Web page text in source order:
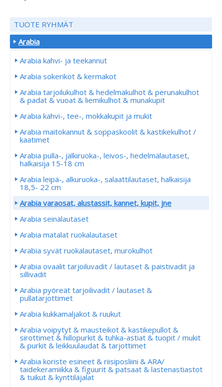
TUOTE RYHMÄT
Arabia
Arabia kahvi- ja teekannut
Arabia sokerikot & kermakot
Arabia tarjoilukulhot & hedelmäkulhot & perunakulhot
& padat & vuoat & liemikulhot & munakupit
Arabia kahvi-, tee-, mokkakupit ja mukit
Arabia maitokannut & soppaskoolit & kastikekulhot /
kaatimet
Arabia pulla-, jälkiruoka-, leivos-, hedelmälautaset,
halkaisija 15-18 cm
Arabia leipä-, alkuruoka-, salaattilautaset, halkaisija
18,5- 22 cm
Arabia varaosat, alustassit, kannet, kupit, jne
Arabia seinälautaset
Arabia matalat ruokalautaset
Arabia syvät ruokalautaset, murokulhot
Arabia ovaalit tarjoiluvadit / lautaset & paistivadit ja
sillivadit
Arabia pyöreät tarjoilivadit / lautaset &
pullatarjottimet
Arabia kukkamaljakot & ruukut
Arabia voipytyt & mausteikot & kastikepullot &
sirottimet & hillopurkit & tuhka-astiat & tuopit / mukit
& purkit & leikkuulaudat & tarjottimet
Arabia koriste esineet & riisiposliini & ARA/
taidekeramiikka & figuurit & patsaat & lastenastiastot
& tuikut & kynttiläjalat